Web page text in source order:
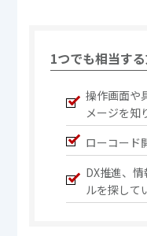
1つでも相当す
操作画面や
メージを知
ローコード
DX推進、
ルを探して